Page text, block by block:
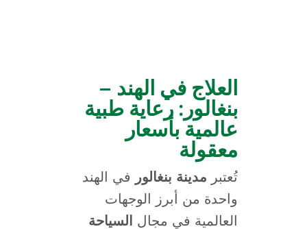
العلاج في الهند –
بنغالور: رعاية طبية
عالمية بأسعار
معقولة
تُعتبر مدينة بنغالور
في الهند
واحدة من أبرز الوجهات
العالمية في مجال
السياحة